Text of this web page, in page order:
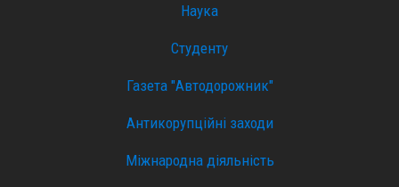
Наука
Студенту
Газета "Автодорожник"
Антикорупційні заходи
Міжнародна діяльність